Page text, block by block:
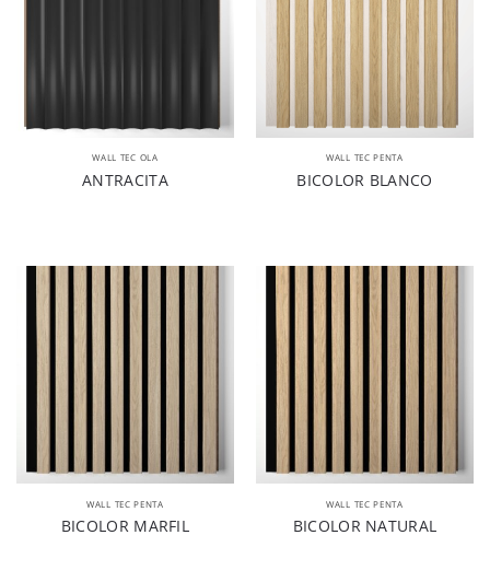
WALL TEC OLA
ANTRACITA
WALL TEC PENTA
BICOLOR BLANCO
WALL TEC PENTA
BICOLOR MARFIL
WALL TEC PENTA
BICOLOR NATURAL